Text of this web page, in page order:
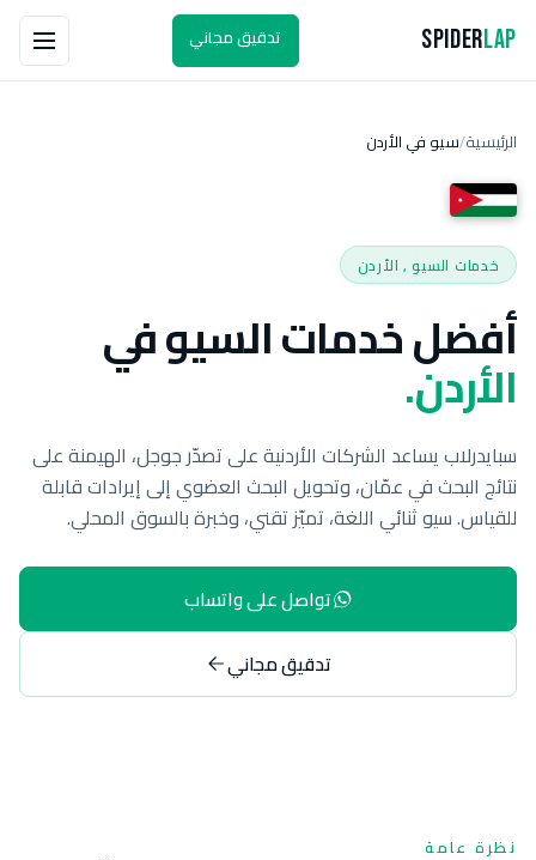
SpiderLap تدقيق مجاني
الرئيسية/سيو في الأردن
خدمات السيو , الأردن
أفضل خدمات السيو في
الأردن.
سبايدرلاب يساعد الشركات الأردنية على تصدّر جوجل، الهيمنة على
نتائج البحث في عمّان، وتحويل البحث العضوي إلى إيرادات قابلة
للقياس. سيو ثنائي اللغة، تميّز تقني، وخبرة بالسوق المحلي.
تواصل على واتساب
تدقيق مجاني
نظرة عامة